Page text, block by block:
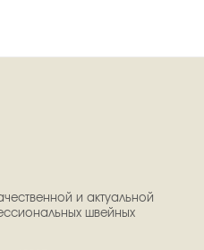
и актуальной
швейных